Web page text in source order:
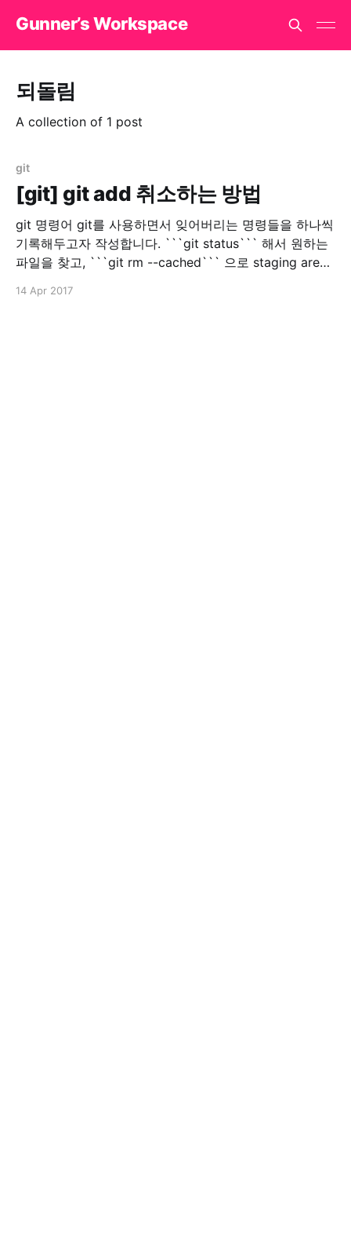
Gunner’s Workspace
되돌림
A collection of 1 post
git
[git] git add 취소하는 방법
git 명령어 git를 사용하면서 잊어버리는 명령들을 하나씩
기록해두고자 작성합니다. ```git status``` 해서 원하는
파일을 찾고, ```git rm --cached``` 으로 staging area
지지 않습니다.
14 Apr 2017